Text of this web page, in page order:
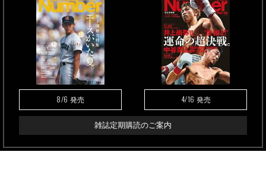
8/6 発売 4/16 発売
雑誌定期購読のご案内